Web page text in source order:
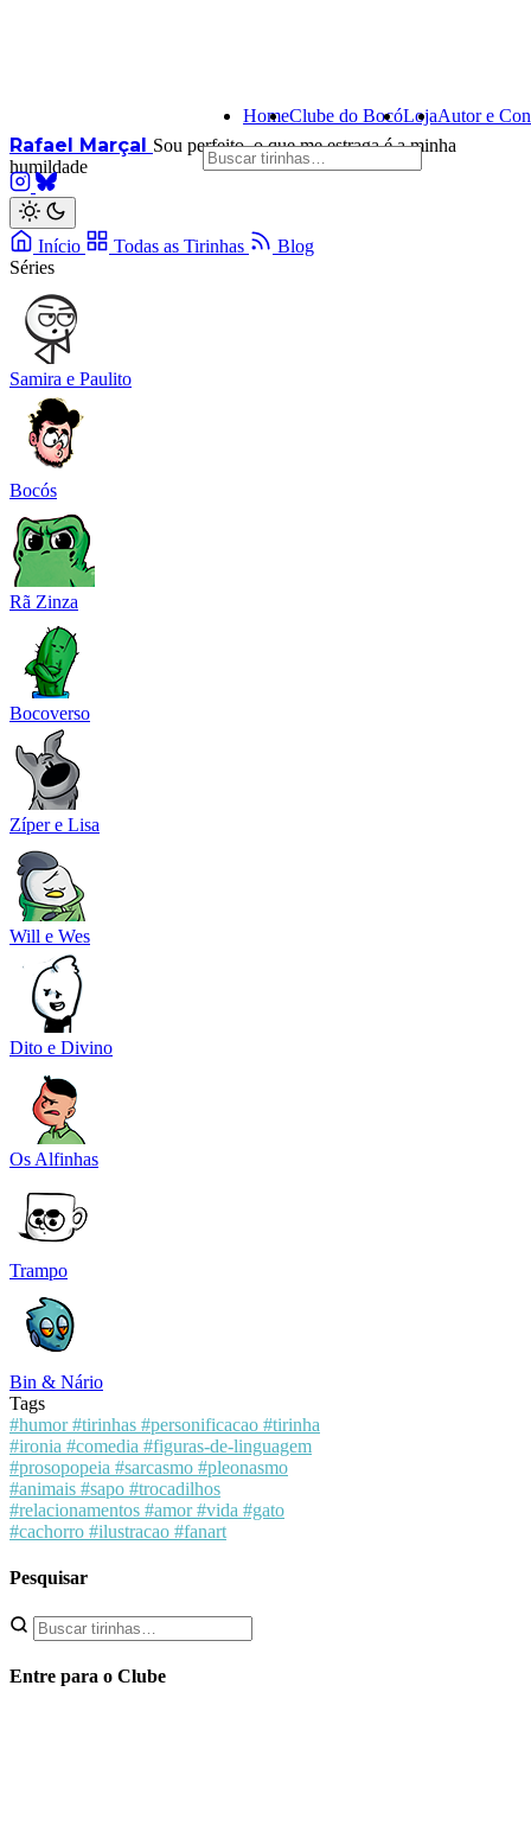
Rafael Marçal Sou perfeito, o que me estraga é a minha
humildade
HomeClube do BocóLojaAutor e
Início Todas as Tirinhas
Blog
Séries
Samira e Paulito
Bocós
Rã Zinza
Bocoverso
Zíper e Lisa
Will e Wes
Dito e Divino
Os Alfinhas
Trampo
Bin & Nário
Tags
#humor#tirinhas #personificacao #tirinha
#ironia #comedia #figuras-de-linguagem
#prosopopeia #sarcasmo #pleonasmo
#animais #sapo #trocadilhos
#relacionamentos #amor#vida #gato
#cachorro #ilustracao #fanart
Pesquisar
Entre para o Clube